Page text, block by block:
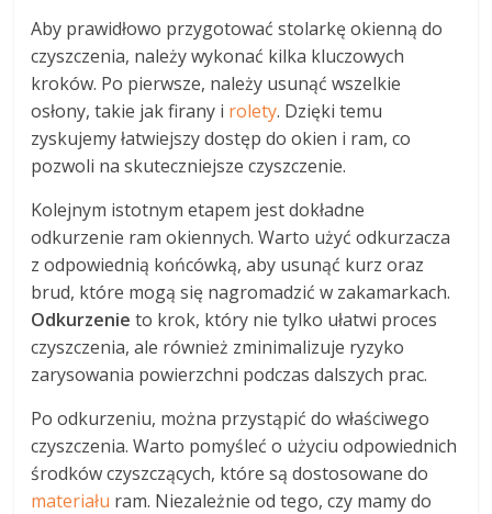
Aby prawidłowo przygotować stolarkę okienną do
czyszczenia, należy wykonać kilka kluczowych
kroków. Po pierwsze, należy usunąć wszelkie
osłony, takie jak firany i rolety. Dzięki temu
zyskujemy łatwiejszy dostęp do okien i ram, co
pozwoli na skuteczniejsze czyszczenie.
Kolejnym istotnym etapem jest dokładne
odkurzenie ram okiennych. Warto użyć odkurzacza
z odpowiednią końcówką, aby usunąć kurz oraz
brud, które mogą się nagromadzić w zakamarkach.
Odkurzenie to krok, który nie tylko ułatwi proces
czyszczenia, ale również zminimalizuje ryzyko
zarysowania powierzchni podczas dalszych prac.
Po odkurzeniu, można przystąpić do właściwego
czyszczenia. Warto pomyśleć o użyciu odpowiednich
środków czyszczących, które są dostosowane do
materiału ram. Niezależnie od tego, czy mamy do